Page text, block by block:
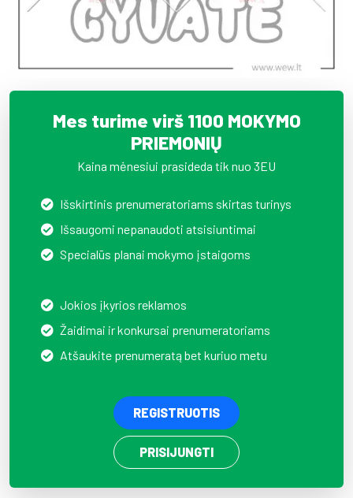
Mes turime virš 1100 MOKYMO
PRIEMONIŲ
Kaina mėnesiui prasideda tik nuo 3EU
Išskirtinis prenumeratoriams skirtas turinys
Išsaugomi nepanaudoti atsisiuntimai
Specialūs planai mokymo įstaigoms
Jokios įkyrios reklamos
Žaidimai ir konkursai prenumeratoriams
Atšaukite prenumeratą bet kuriuo metu
REGISTRUOTIS
PRISIJUNGTI